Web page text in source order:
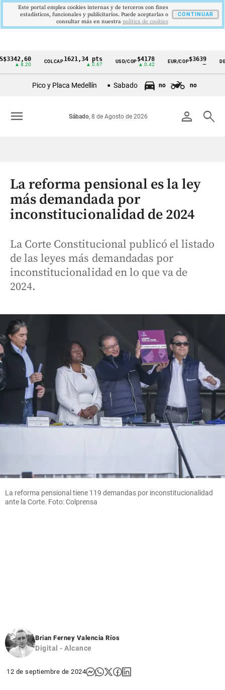
Cintillo
Colombia
COLCAP1621,34 pts USD/COP$4178
▲ 0.42
EUR/COP$3639
Pico y Placa Medellín Sabado no no
person search
Sábado, 8 de Agosto de 2026
menu
La reforma pensional es la ley
más demandada por
inconstitucionalidad de 2024
La Corte Constitucional publicó el listado
de las leyes más demandadas por
inconstitucionalidad en lo que va de
2024.
La reforma pensional tiene 119 demandas por inconstitucionalidad
ante la Corte. Foto: Colprensa
Brian Ferney Valencia Ríos
Digital - Alcance
12 de septiembre de 2024
Este portal emplea cookies internas y de terceros con fines
estadísticos, funcionales y publicitarios. Puede aceptarlas o
consultar más en nuestra politica de cookies
CONTINUAR